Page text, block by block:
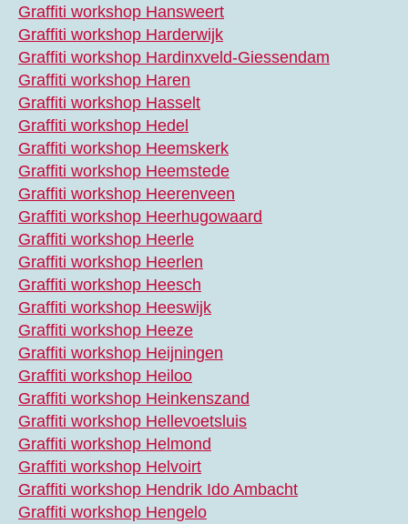
Graffiti workshop Hansweert
Graffiti workshop Harderwijk
Graffiti workshop Hardinxveld-Giessendam
Graffiti workshop Haren
Graffiti workshop Hasselt
Graffiti workshop Hedel
Graffiti workshop Heemskerk
Graffiti workshop Heemstede
Graffiti workshop Heerenveen
Graffiti workshop Heerhugowaard
Graffiti workshop Heerle
Graffiti workshop Heerlen
Graffiti workshop Heesch
Graffiti workshop Heeswijk
Graffiti workshop Heeze
Graffiti workshop Heijningen
Graffiti workshop Heiloo
Graffiti workshop Heinkenszand
Graffiti workshop Hellevoetsluis
Graffiti workshop Helmond
Graffiti workshop Helvoirt
Graffiti workshop Hendrik Ido Ambacht
Graffiti workshop Hengelo